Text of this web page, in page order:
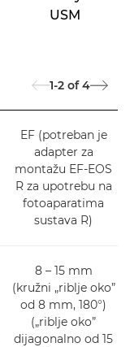
USM
1-2 of 4
EF (potreban je
adapter za
montažu EF-EOS
R za upotrebu na
fotoaparatima
sustava R)
8 – 15 mm
(kružni „riblje oko”
od 8 mm, 180°)
(„riblje oko”
dijagonalno od 15